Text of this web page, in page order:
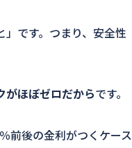
です。つまり、安全性
がほぼゼロだからです。
前後の金利がつくケース